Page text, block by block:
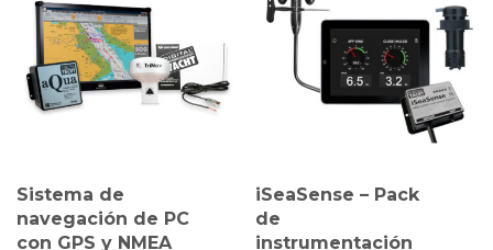
Sistema de
navegación de PC
con GPS y NMEA
iSeaSense – Pack
de
instrumentación